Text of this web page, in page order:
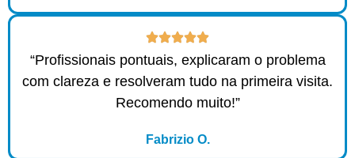
“Profissionais pontuais, explicaram o problema
com clareza e resolveram tudo na primeira visita.
Recomendo muito!”
Fabrizio O.